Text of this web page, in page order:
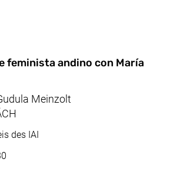
feminista andino con María
Meinzolt
des IAI